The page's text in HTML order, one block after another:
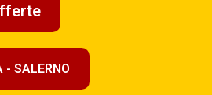
- SALERNO